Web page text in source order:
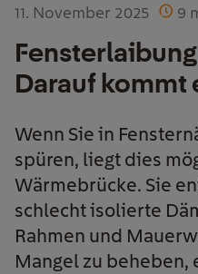
11. November 2025 9
Darauf kommt
Wenn Sie in
spüren, liegt dies
Wärmebrücke. Sie
schlecht isolierte
Rahmen und
Mangel zu